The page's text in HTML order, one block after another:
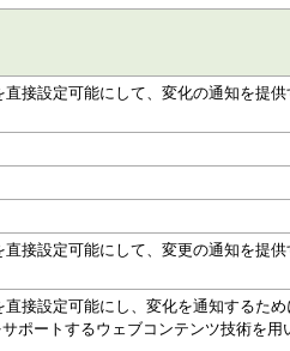
接設定可能にして、変化の通知を提供
接設定可能にして、変更の通知を提供
接設定可能にし、変化を通知するた
ポートするウェブコンテンツ技術を用